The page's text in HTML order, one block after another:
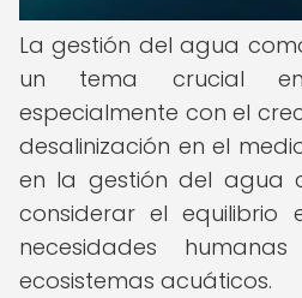
La gestión del agua
un tema crucial
especialmente con el
desalinización en el
en la gestión del agua
considerar el equilibrio
necesidades
ecosistemas acuáticos.